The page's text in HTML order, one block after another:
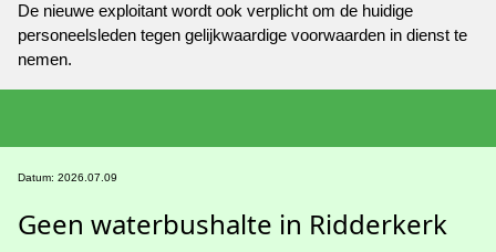
De nieuwe exploitant wordt ook verplicht om de huidige
personeelsleden tegen gelijkwaardige voorwaarden in dienst te
nemen.
Datum: 2026.07.09
Geen waterbushalte in Ridderkerk